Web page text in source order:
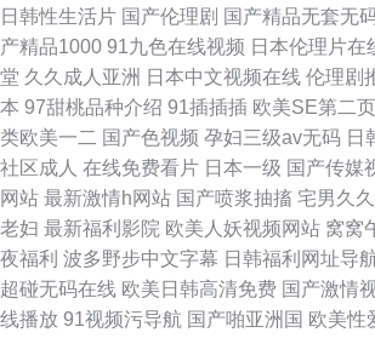
日韩性生活片 国产伦理剧 国产精品无套无
产精品1000 91九色在线视频 日本伦理片在
堂 久久成人亚洲 日本中文视频在线 伦理剧
本 97甜桃品种介绍 91插插插 欧美SE第二页
类欧美一二 国产色视频 孕妇三级av无码 日
社区成人 在线免费看片 日本一级 国产传媒
网站 最新激情h网站 国产喷浆抽搐 宅男久
老妇 最新福利影院 欧美人妖视频网站 窝窝
夜福利 波多野步中文字幕 日韩福利网址导
超碰无码在线 欧美日韩高清免费 国产激情
线播放 91视频污导航 国产啪亚洲国 欧美性